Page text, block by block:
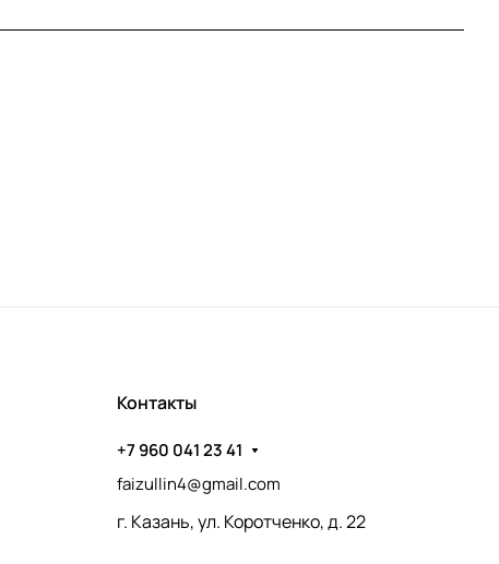
Контакты
+7 960 041 23 41
faizullin4@gmail.com
г. Казань, ул. Коротченко, д. 22